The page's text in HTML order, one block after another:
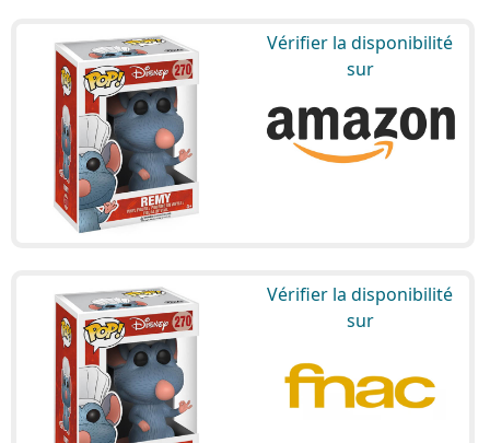
Vérifier la disponibilité
sur
Vérifier la disponibilité
sur